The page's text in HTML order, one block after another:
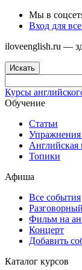
Мы в
Вход для
iloveenglish.ru —
Искать
Курсы
Обучение
Статьи
Английская
Топики
Афиша
Все события
Фильм на
Концерт
Добавить
Каталог курсов